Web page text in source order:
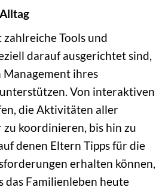
Tools und
darauf ausgerichtet sind,
ihres
Von interaktiven
die Aktivitäten aller
koordinieren, bis hin zu
denen Eltern Tipps für die
erhalten können,
das Familienleben heute